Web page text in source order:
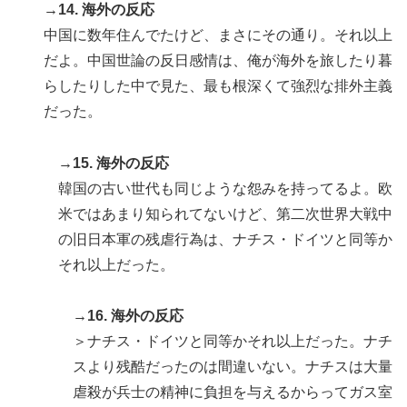
→14. 海外の反応
中国に数年住んでたけど、まさにその通り。それ以上
だよ。中国世論の反日感情は、俺が海外を旅したり暮
らしたりした中で見た、最も根深くて強烈な排外主義
だった。
→15. 海外の反応
韓国の古い世代も同じような怨みを持ってるよ。欧
米ではあまり知られてないけど、第二次世界大戦中
の旧日本軍の残虐行為は、ナチス・ドイツと同等か
それ以上だった。
→16. 海外の反応
＞ナチス・ドイツと同等かそれ以上だった。ナチ
スより残酷だったのは間違いない。ナチスは大量
虐殺が兵士の精神に負担を与えるからってガス室